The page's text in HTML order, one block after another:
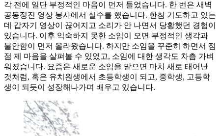
각 전에 일단 부정적인 마음이 먼저 들었습니다. 한 번은 새벽
공동정진 영상 봉사에서 실수를 했습니다. 한참 기도하고 있는
데 갑자기 영상이 끊어지고 소리가 안 나면서 당황했던 경험이
있습니다. 이후 익숙하지 못한 소임이 오면 부정적인 생각과
불안함이 먼저 올라왔습니다. 하지만 소임을 꾸준히 하면서 점
점 제 마음을 살펴볼 수 있었고, 소임에 대한 생각도 차츰 가벼
워졌습니다. 요즘은 새로운 소임을 맡으면 마치 새로 태어난
것처럼, 혹은 유치원생에서 초등학생이 되고, 중학생, 고등학
생이 되듯이 성장해나가며 배우고 있습니다.